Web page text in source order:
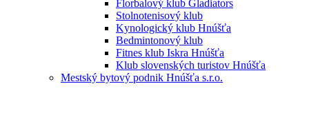
Florbalový klub Gladiators
Stolnotenisový klub
Kynologický klub Hnúšťa
Bedmintonový klub
Fitnes klub Iskra Hnúšťa
Klub slovenských turistov Hnúšťa
Mestský bytový podnik Hnúšťa s.r.o.